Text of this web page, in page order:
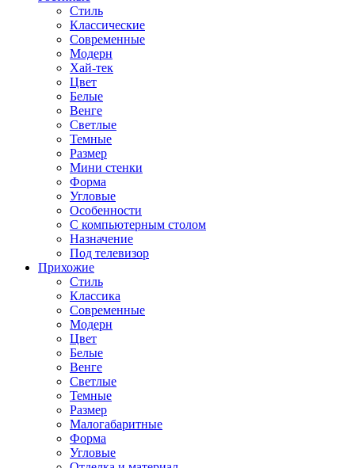
Стиль
Классические
Современные
Модерн
Хай-тек
Цвет
Белые
Венге
Светлые
Темные
Размер
Мини стенки
Форма
Угловые
Особенности
С компьютерным столом
Назначение
Под телевизор
Прихожие
Стиль
Классика
Современные
Модерн
Цвет
Белые
Венге
Светлые
Темные
Размер
Малогабаритные
Форма
Угловые